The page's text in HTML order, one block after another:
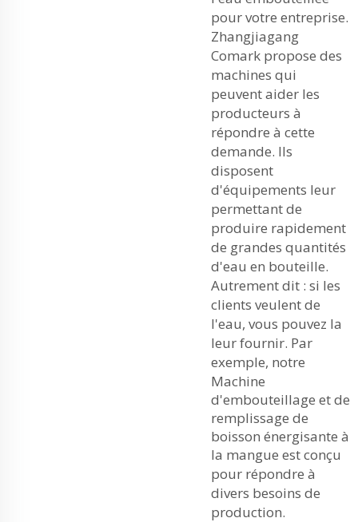
pour votre entreprise.
Zhangjiagang
Comark propose des
machines qui
peuvent aider les
producteurs à
répondre à cette
demande. Ils
disposent
d'équipements leur
permettant de
produire rapidement
de grandes quantités
d'eau en bouteille.
Autrement dit : si les
clients veulent de
l'eau, vous pouvez la
leur fournir. Par
exemple, notre
Machine
d'embouteillage et de
remplissage de
boisson énergisante à
la mangue est conçu
pour répondre à
divers besoins de
production.